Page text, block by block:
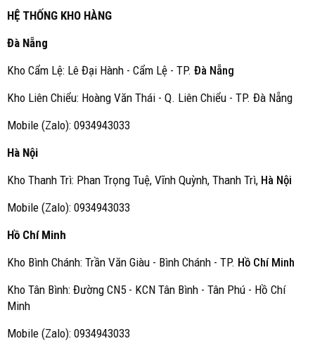
HỆ THỐNG KHO HÀNG
Đà Nẵng
Kho Cẩm Lệ: Lê Đại Hành - Cẩm Lệ - TP. Đà Nẵng
Kho Liên Chiểu: Hoàng Văn Thái - Q. Liên Chiểu - TP. Đà Nẵng
Mobile (Zalo): 0934943033
Hà Nội
Kho Thanh Trì: Phan Trọng Tuệ, Vĩnh Quỳnh, Thanh Trì, Hà Nội
Mobile (Zalo): 0934943033
Hồ Chí Minh
Kho Bình Chánh: Trần Văn Giàu - Bình Chánh - TP. Hồ Chí Minh
Kho Tân Bình: Đường CN5 - KCN Tân Bình - Tân Phú - Hồ Chí
Minh
Mobile (Zalo): 0934943033